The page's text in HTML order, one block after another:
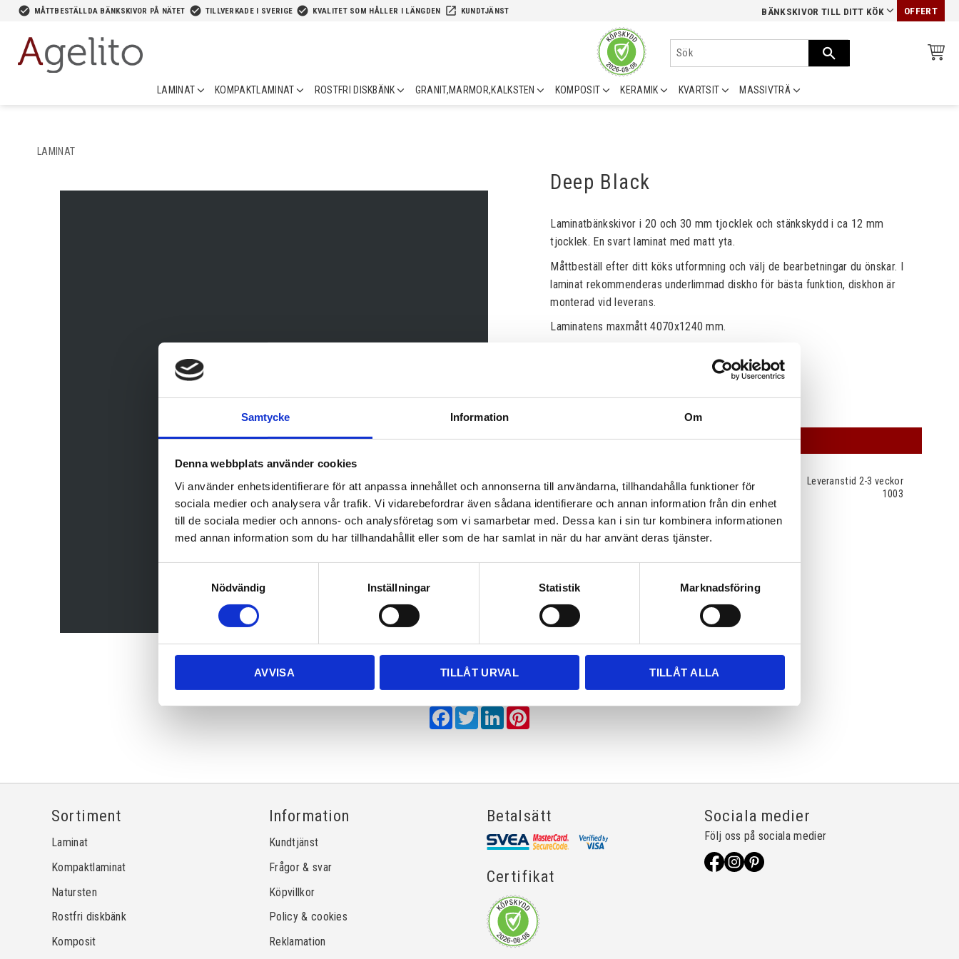
Samtycke Information Om
Denna webbplats använder cookies
Vi använder enhetsidentifierare för att anpassa innehållet och annonserna till användarna, tillhandahålla funktioner för
sociala medier och analysera vår trafik. Vi vidarebefordrar även sådana identifierare och annan information från din enhet
till de sociala medier och annons- och analysföretag som vi samarbetar med. Dessa kan i sin tur kombinera informationen
med annan information som du har tillhandahållit eller som de har samlat in när du har använt deras tjänster.
Nödvändig
Inställningar Statistik Marknadsföring
AVVISA TILLÅT URVAL TILLÅT ALLA
check_circle MÅTTBESTÄLLDA BÄNKSKIVOR PÅ NÄTET check_circle TILLVERKADE I SVERIGE check_circle KVALITET SOM HÅLLER I LÄNGDEN launch KUNDTJÄNST BÄNKSKIVOR TILL DITT KÖK OFFERT
LAMINAT KOMPAKTLAMINAT ROSTFRI DISKBÄNK GRANIT,MARMOR,KALKSTEN KOMPOSIT KERAMIK KVARTSIT MASSIVTRÄ
LAMINAT
Deep Black
Laminatbänkskivor i 20 och 30 mm tjocklek och stänkskydd i ca 12 mm
tjocklek. En svart laminat med matt yta.
Måttbeställ efter ditt köks utformning och välj de bearbetningar du önskar. I
laminat rekommenderas underlimmad diskho för bästa funktion, diskhon är
monterad vid leverans.
Laminatens maxmått 4070x1240 mm.
OFFERT
Lagerstatus
Leveranstid 2-3 veckor
Artikelnr
1003
Dela med dig
FacebookTwitterLinkedIn
Sortiment
Laminat
Kompaktlaminat
Natursten
Rostfri diskbänk
Komposit
Information
Kundtjänst
Frågor & svar
Köpvillkor
Policy & cookies
Reklamation
Betalsätt
Certifikat
Sociala medier
Följ oss på sociala medier